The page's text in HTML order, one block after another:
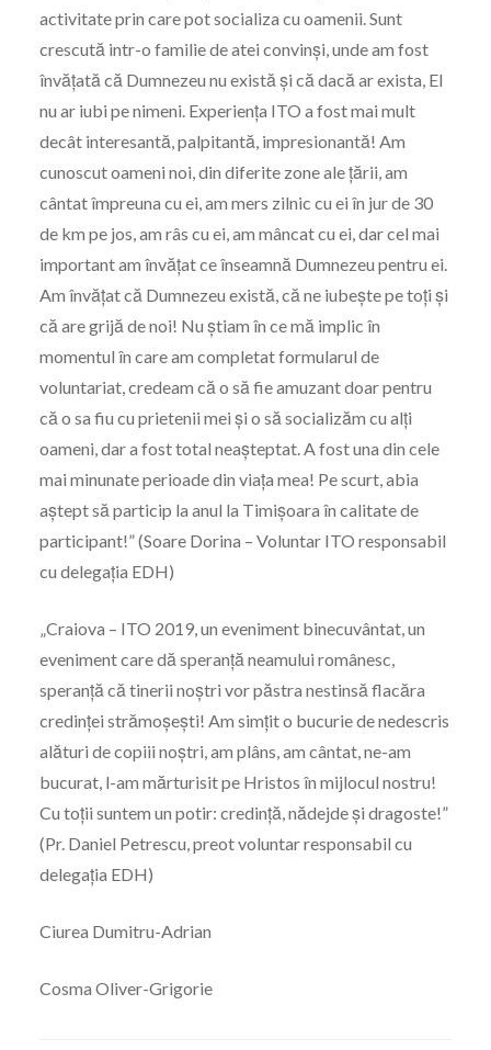
activitate prin care pot socializa cu oamenii. Sunt
crescută intr-o familie de atei convinși, unde am fost
învățată că Dumnezeu nu există și că dacă ar exista, El
nu ar iubi pe nimeni. Experiența ITO a fost mai mult
decât interesantă, palpitantă, impresionantă! Am
cunoscut oameni noi, din diferite zone ale țării, am
cântat împreuna cu ei, am mers zilnic cu ei în jur de 30
de km pe jos, am râs cu ei, am mâncat cu ei, dar cel mai
important am învățat ce înseamnă Dumnezeu pentru ei.
Am învățat că Dumnezeu există, că ne iubește pe toți și
că are grijă de noi! Nu știam în ce mă implic în
momentul în care am completat formularul de
voluntariat, credeam că o să fie amuzant doar pentru
că o sa fiu cu prietenii mei și o să socializăm cu alți
oameni, dar a fost total neașteptat. A fost una din cele
mai minunate perioade din viața mea! Pe scurt, abia
aștept să particip la anul la Timișoara în calitate de
participant!” (Soare Dorina – Voluntar ITO responsabil
cu delegația EDH)
„Craiova – ITO 2019, un eveniment binecuvântat, un
eveniment care dă speranță neamului românesc,
speranță că tinerii noștri vor păstra nestinsă flacăra
credinței strămoșești! Am simțit o bucurie de nedescris
alături de copiii noștri, am plâns, am cântat, ne-am
bucurat, l-am mărturisit pe Hristos în mijlocul nostru!
Cu toții suntem un potir: credință, nădejde și dragoste!”
(Pr. Daniel Petrescu, preot voluntar responsabil cu
delegația EDH)
Ciurea Dumitru-Adrian
Cosma Oliver-Grigorie